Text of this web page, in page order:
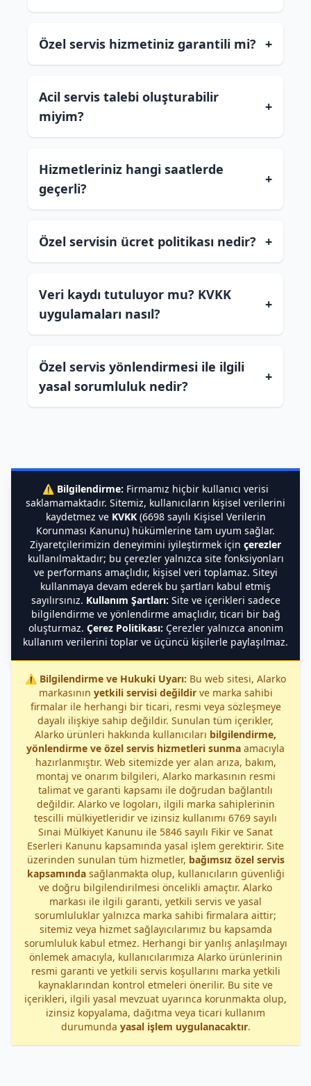
Özel servis hizmetiniz garantili mi? +
Acil servis talebi oluşturabilir
miyim?
+
Hizmetleriniz hangi saatlerde
geçerli?
+
Özel servisin ücret politikası nedir? +
Veri kaydı tutuluyor mu? KVKK
uygulamaları nasıl?
+
Özel servis yönlendirmesi ile ilgili
yasal sorumluluk nedir?
+
⚠️ Bilgilendirme: Firmamız hiçbir kullanıcı verisi
saklamamaktadır. Sitemiz, kullanıcıların kişisel verilerini
kaydetmez ve KVKK(6698 sayılı Kişisel Verilerin
Korunması Kanunu) hükümlerine tam uyum sağlar.
Ziyaretçilerimizin deneyimini iyileştirmek için çerezler
kullanılmaktadır; bu çerezler yalnızca site fonksiyonları
ve performans amaçlıdır, kişisel veri toplamaz. Siteyi
kullanmaya devam ederek bu şartları kabul etmiş
sayılırsınız. Kullanım Şartları: Site ve içerikleri sadece
bilgilendirme ve yönlendirme amaçlıdır, ticari bir bağ
oluşturmaz. Çerez Politikası: Çerezler yalnızca anonim
kullanım verilerini toplar ve üçüncü kişilerle paylaşılmaz.
⚠️ Bilgilendirme ve Hukuki Uyarı: Bu web sitesi, Alarko
markasının yetkili servisi değildirve marka sahibi
firmalar ile herhangi bir ticari, resmi veya sözleşmeye
dayalı ilişkiye sahip değildir. Sunulan tüm içerikler,
Alarko ürünleri hakkında kullanıcıları bilgilendirme,
yönlendirme ve özel servis hizmetleri sunma amacıyla
hazırlanmıştır. Web sitemizde yer alan arıza, bakım,
montaj ve onarım bilgileri, Alarko markasının resmi
talimat ve garanti kapsamı ile doğrudan bağlantılı
değildir. Alarko ve logoları, ilgili marka sahiplerinin
tescilli mülkiyetleridir ve izinsiz kullanımı 6769 sayılı
Sınai Mülkiyet Kanunu ile 5846 sayılı Fikir ve Sanat
Eserleri Kanunu kapsamında yasal işlem gerektirir. Site
üzerinden sunulan tüm hizmetler, bağımsız özel servis
kapsamındasağlanmakta olup, kullanıcıların güvenliği
ve doğru bilgilendirilmesi öncelikli amaçtır. Alarko
markası ile ilgili garanti, yetkili servis ve yasal
sorumluluklar yalnızca marka sahibi firmalara aittir;
sitemiz veya hizmet sağlayıcılarımız bu kapsamda
sorumluluk kabul etmez. Herhangi bir yanlış anlaşılmayı
önlemek amacıyla, kullanıcılarımıza Alarko ürünlerinin
resmi garanti ve yetkili servis koşullarını marka yetkili
kaynaklarından kontrol etmeleri önerilir. Bu site ve
içerikleri, ilgili yasal mevzuat uyarınca korunmakta olup,
izinsiz kopyalama, dağıtma veya ticari kullanım
durumunda yasal işlem uygulanacaktır.